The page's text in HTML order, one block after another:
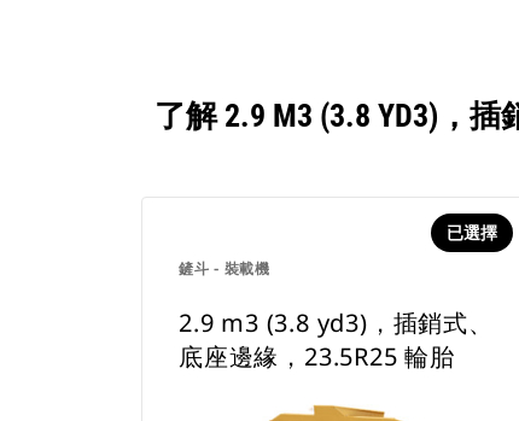
了解 2.9 M3 (3.8 YD3)，
鏟斗 - 裝載機
已選擇
2.9 m3 (3.8 yd3)，插銷式、
底座邊緣，23.5R25 輪胎